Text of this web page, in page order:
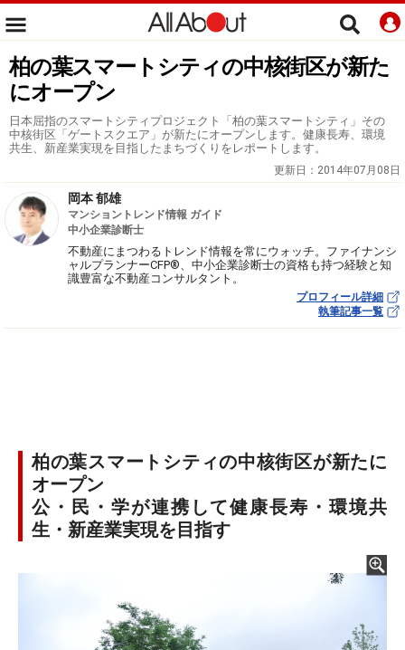
柏の葉スマートシティの中核街区が新た
にオープン
日本屈指のスマートシティプロジェクト「柏の葉スマートシティ」その
中核街区「ゲートスクエア」が新たにオープンします。健康長寿、環境
共生、新産業実現を目指したまちづくりをレポートします。
更新日： 2014年07月08日
岡本 郁雄
マンショントレンド情報 ガイド
中小企業診断士
不動産にまつわるトレンド情報を常にウォッチ。ファイナンシ
ャルプランナーCFP®、中小企業診断士の資格も持つ経験と知
識豊富な不動産コンサルタント。
プロフィール詳細
執筆記事一覧
柏の葉スマートシティの中核街区が新たに
オープン
公・民・学が連携して健康長寿・環境共
生・新産業実現を目指す